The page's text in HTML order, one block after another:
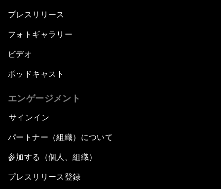
プレスリリース
フォトギャラリー
ビデオ
ポッドキャスト
エンゲージメント
サインイン
パートナー（組織）について
参加する（個人、組織）
プレスリリース登録